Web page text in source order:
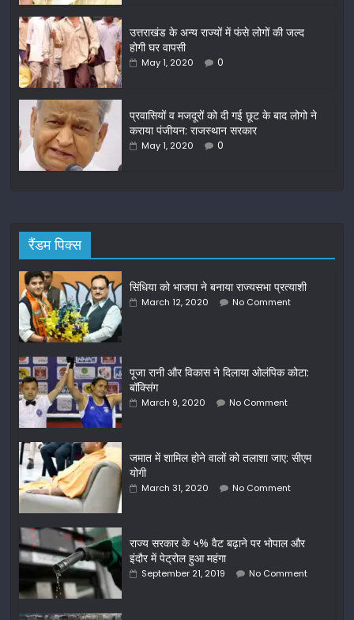
o
o
k
उत्तराखंड के अन्य राज्यों में फंसे लोगों की जल्द
होगी घर वापसी
May 1, 2020 0
प्रवासियों व मजदूरों को दी गई छूट के बाद लोगो ने
कराया पंजीयन: राजस्थान सरकार
May 1, 2020 0
रैंडम पिक्स
सिंधिया को भाजपा ने बनाया राज्‍यसभा प्रत्‍याशी
March 12, 2020 No Comment
पूजा रानी और विकास ने दिलाया ओलंपिक कोटा:
बॉक्सिंग
March 9, 2020 No Comment
जमात में शामिल होने वालों को तलाशा जाए: सीएम
योगी
March 31, 2020 No Comment
राज्य सरकार के ५% वैट बढ़ाने पर भोपाल और
इंदौर में पेट्रोल हुआ महंगा
September 21, 2019 No Comment